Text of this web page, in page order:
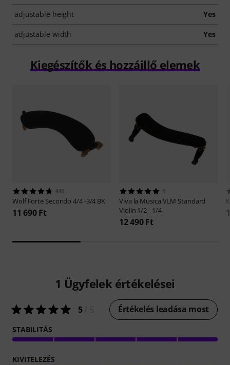
adjustable height Yes
adjustable width Yes
Kiegészítők és hozzáillő elemek
431
WolfForte Secondo 4/4 -3/4 BK
11 690 Ft
1
Viva la Musica VLM Standard
Violin 1/2 - 1/4
12 490 Ft
1 Ügyfelek értékelései
5/ 5 Értékelés leadása most
STABILITÁS
KIVITELEZÉS